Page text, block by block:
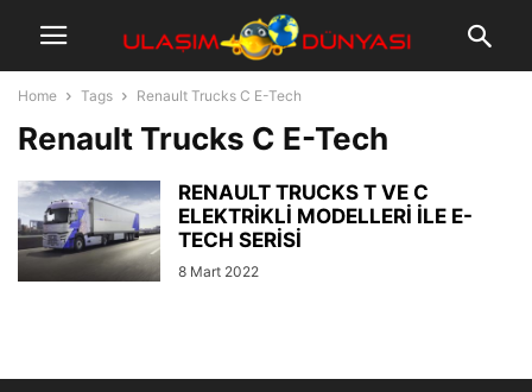
Home Tags Renault Trucks C E-Tech
Renault Trucks C E-Tech
RENAULT TRUCKS T VE C
ELEKTRİKLİ MODELLERİ İLE E-
TECH SERİSİ
8 Mart 2022